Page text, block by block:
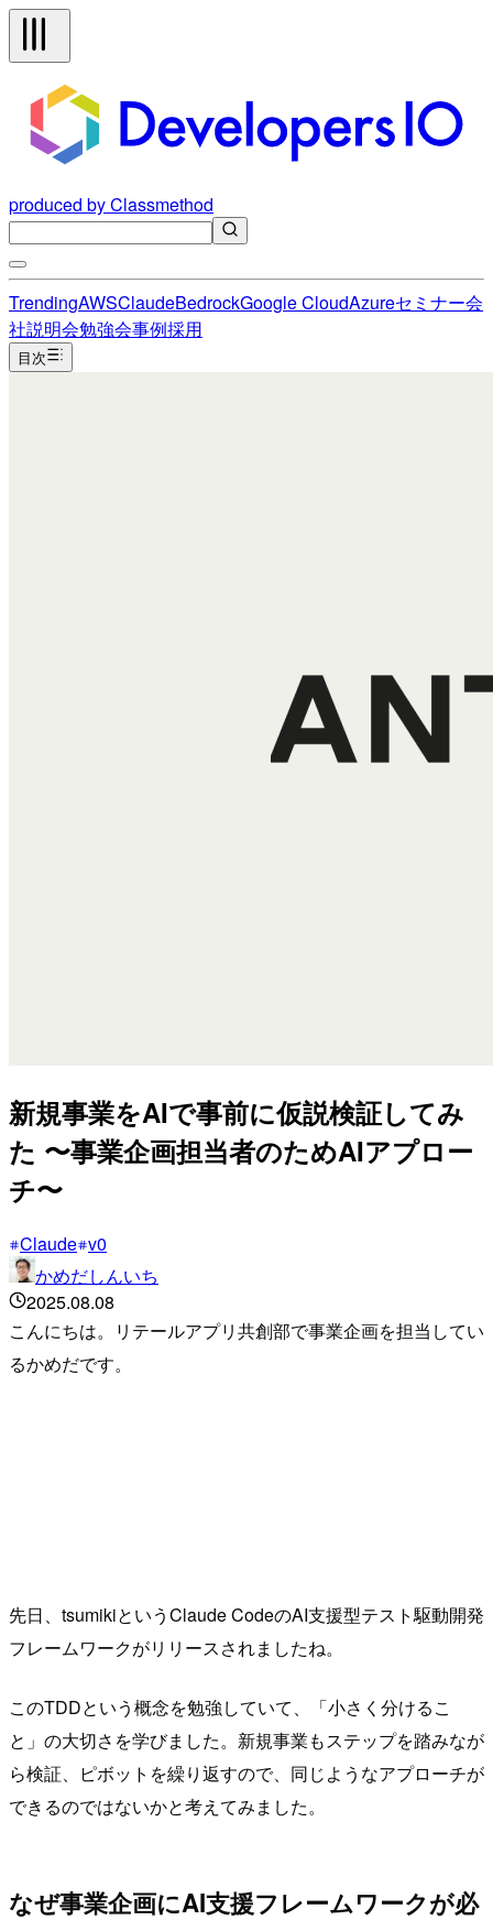
produced by Classmethod
TrendingAWSClaudeBedrockGoogle CloudAzureセミナー会
社説明会勉強会事例採用
目次
新規事業をAIで事前に仮説検証してみ
た 〜事業企画担当者のためAIアプロー
チ〜
Claude v0
かめだしんいち
2025.08.08
こんにちは。リテールアプリ共創部で事業企画を担当してい
るかめだです。
先日、tsumikiというClaude CodeのAI支援型テスト駆動開発
フレームワークがリリースされましたね。
このTDDという概念を勉強していて、「小さく分けるこ
と」の大切さを学びました。新規事業もステップを踏みなが
ら検証、ピボットを繰り返すので、同じようなアプローチが
できるのではないかと考えてみました。
なぜ事業企画にAI支援フレームワークが必